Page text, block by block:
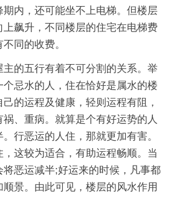
内，还可能坐不上电梯。但楼层
上飙升，不同楼层的住宅在电梯费
同的收费。
主的五行有着不可分割的关系。举
忌水的人，住在恰好是属水的楼
的运程及健康，轻则运程有阻，
、重病。就算是个有好运势的人
行恶运的人住，那就更加有害。
这较为适合，有助运程畅顺。当
恶运减半;好运来的时候，凡事都
景。由此可见，楼层的风水作用